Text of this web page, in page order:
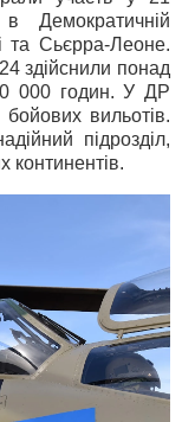
Демократичній
та Сьєрра-Леоне.
здійснили понад
000 годин. У ДР
вильотів.
підрозділ,
континентів.